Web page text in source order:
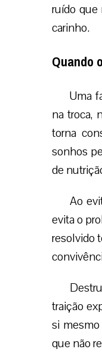
ruído que
carinho.
Quando
Uma
na troca,
torna
sonhos
de
Ao
evita o
resolvido
traição
si
que não